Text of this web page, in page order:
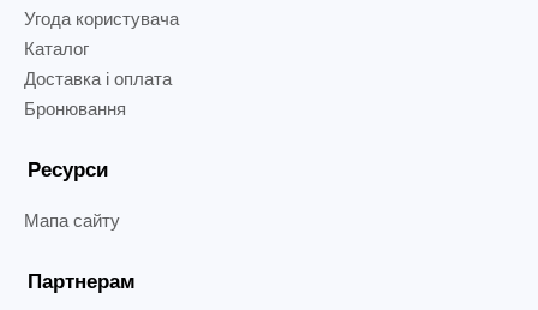
Угода користувача
Каталог
Доставка і оплата
Бронювання
Ресурси
Мапа сайту
Партнерам